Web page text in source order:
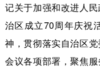
记关于加强和改进人
治区成立70周年庆祝
神，贯彻落实自治区
会议各项部署，聚焦